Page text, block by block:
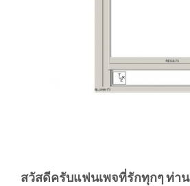
สวัสดีครับแฟนเพจที่รักทุกๆ ท่าน